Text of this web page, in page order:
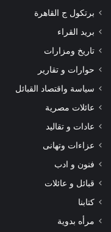
برتكول ج القاهرة
بريد القراء
تاريخ ومزارات
حوارات و تقارير
سياسة واقتصاد القبائل
عائلات مصرية
عادات و تقاليد
عزاءات وتهانى
فنون و ادب
قبائل و عائلات
كتابنا
مرأه بدوية